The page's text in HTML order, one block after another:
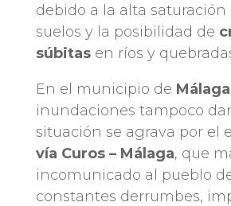
debido a la alta saturación
suelos y la posibilidad de
súbitasen ríos y
En el municipio de Málaga
inundaciones tampoco
situación se agrava por el
vía Curos – Málaga, que
incomunicado al pueblo
constantes derrumbes,